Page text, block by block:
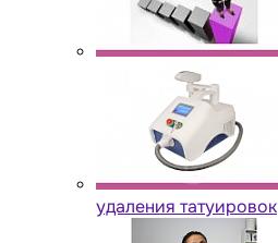
удаления татуировок